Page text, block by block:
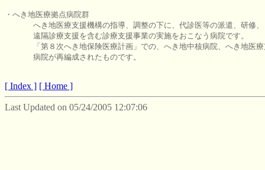
・へき地医療拠点病院群
へき地医療支援機構の指導、調整の下に、代診医等の派遣、研修、
      遠隔診療支援を含む診療支援事業の実施をおこなう病院です。
「第８次へき地保険医療計画」での、へき地中核病院、へき地医
      病院が再編成されたものです。
[ Index ] [ Home ]
Last Updated on 05/24/2005 12:07:06